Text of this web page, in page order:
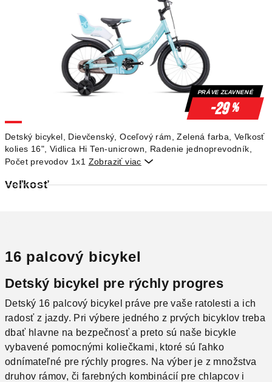
Detský bicykel, Dievčenský, Oceľový rám, Zelená farba, Veľkosť
kolies 16", Vidlica Hi Ten-unicrown, Radenie jednoprevodník,
Počet prevodov 1x1 Zobraziť viac 
Veľkosť
PRÁVE ZĽAVNENÉ
-29%
16 palcový bicykel
Detský bicykel pre rýchly progres
Detský 16 palcový bicykel práve pre vaše ratolesti a ich
radosť z jazdy. Pri výbere jedného z prvých bicyklov treba
dbať hlavne na bezpečnosť a preto sú naše bicykle
vybavené pomocnými koliečkami, ktoré sú ľahko
odnímateľné pre rýchly progres. Na výber je z množstva
druhov rámov, či farebných kombinácií pre chlapcov i